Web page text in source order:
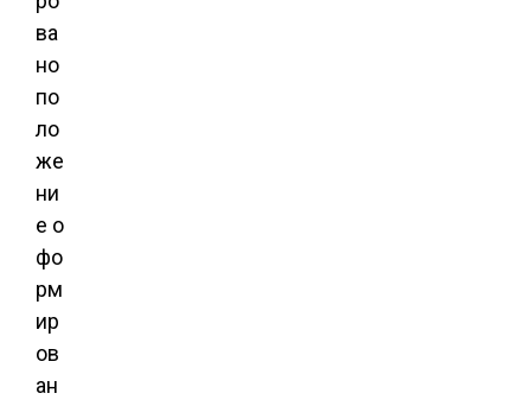
ва
но
по
ло
же
ни
е о
фо
рм
ир
ов
ан